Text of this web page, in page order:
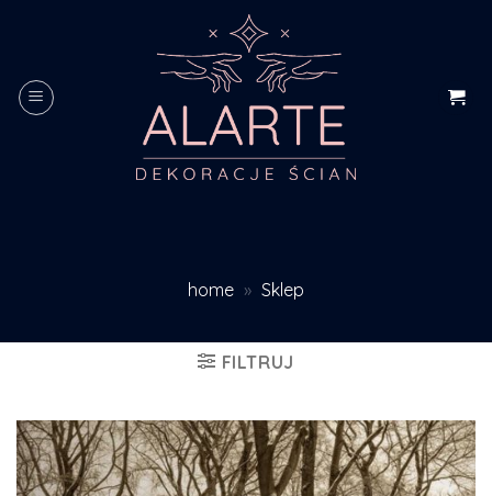
home » Sklep
FILTRUJ